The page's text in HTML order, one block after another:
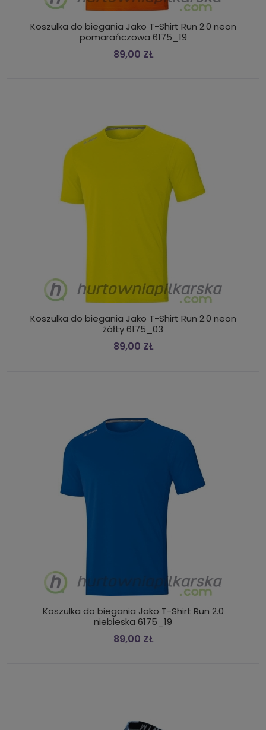
Koszulka do biegania Jako T-Shirt Run 2.0 neon
pomarańczowa 6175_19
89,00 ZŁ
Koszulka do biegania Jako T-Shirt Run 2.0 neon
żółty 6175_03
89,00 ZŁ
Koszulka do biegania Jako T-Shirt Run 2.0
niebieska 6175_19
89,00 ZŁ